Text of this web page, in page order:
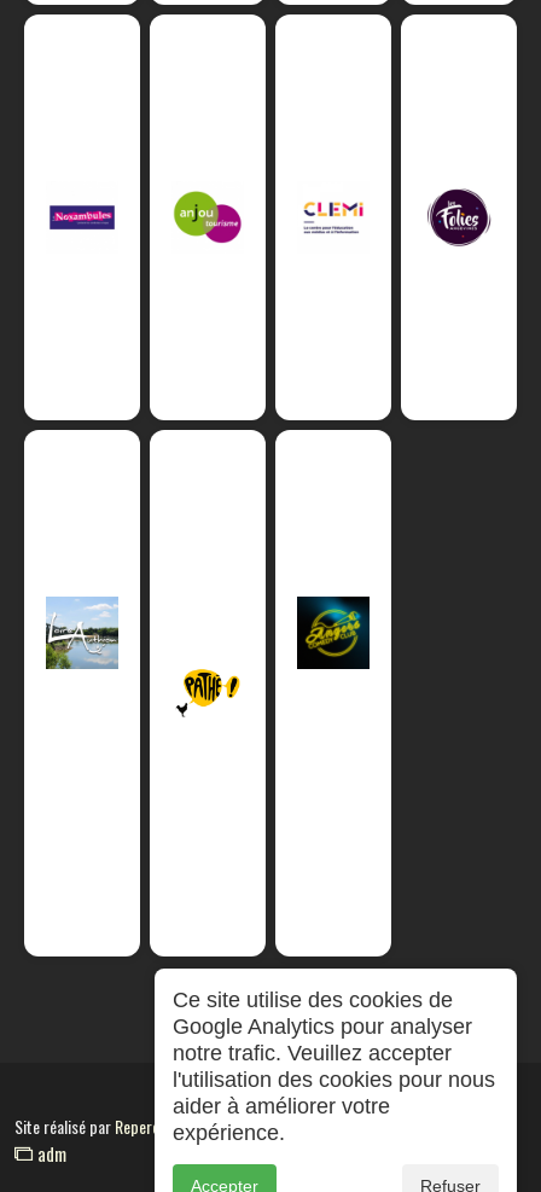
Site réalisé parRepereCom
adm
Ce site utilise des cookies de
Google Analytics pour analyser
notre trafic. Veuillez accepter
l'utilisation des cookies pour nous
aider à améliorer votre
expérience.
Accepter Refuser